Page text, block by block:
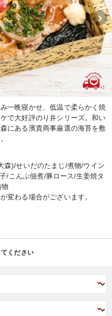
一晩寝かせ、低温で柔らかく焼
で大好評のり弁シリーズ。和い
にある濱貴商事厳選の海苔を敷
森)/せいだのたまじ/煮物/ウイン
/こんぶ佃煮/豚ロース/生姜焼タ
変わる場合がございます。
ください